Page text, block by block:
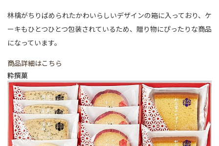
林檎がちりばめられたかわいらしいデザインの箱に入っており、ケ
ーキもひとつひとつ包装されているため、贈り物にぴったりな商品
になっています。
商品詳細はこちら
粋撰菓